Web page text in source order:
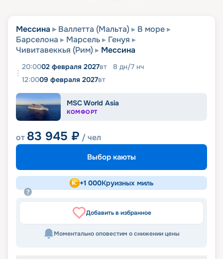
Мессина Валлетта (Мальта)
В море
Барселона
Марсель
Генуя
Чивитавеккья (Рим)
Мессина
20:0002 февраля 2027вт 8 дн/7 нч
12:0009 февраля 2027вт
MSC World Asia
КОМФОРТ
от 83 945 ₽ / чел
Выбор каюты
+1 000Круизных миль
Добавить в избранное
Моментально оповестим о снижении цены